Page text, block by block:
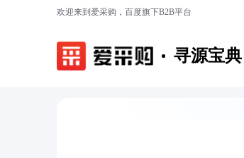
欢迎来到爱采购，百度旗下B2B平台
寻源宝典